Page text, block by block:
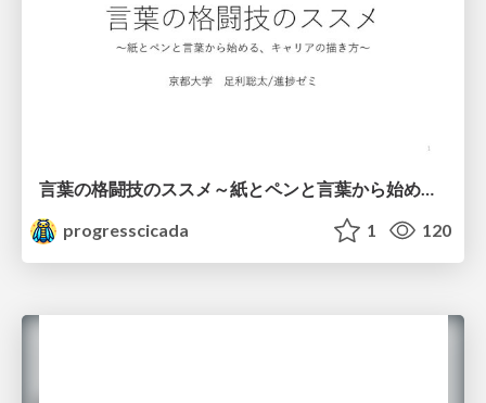
progresscicada
1 120